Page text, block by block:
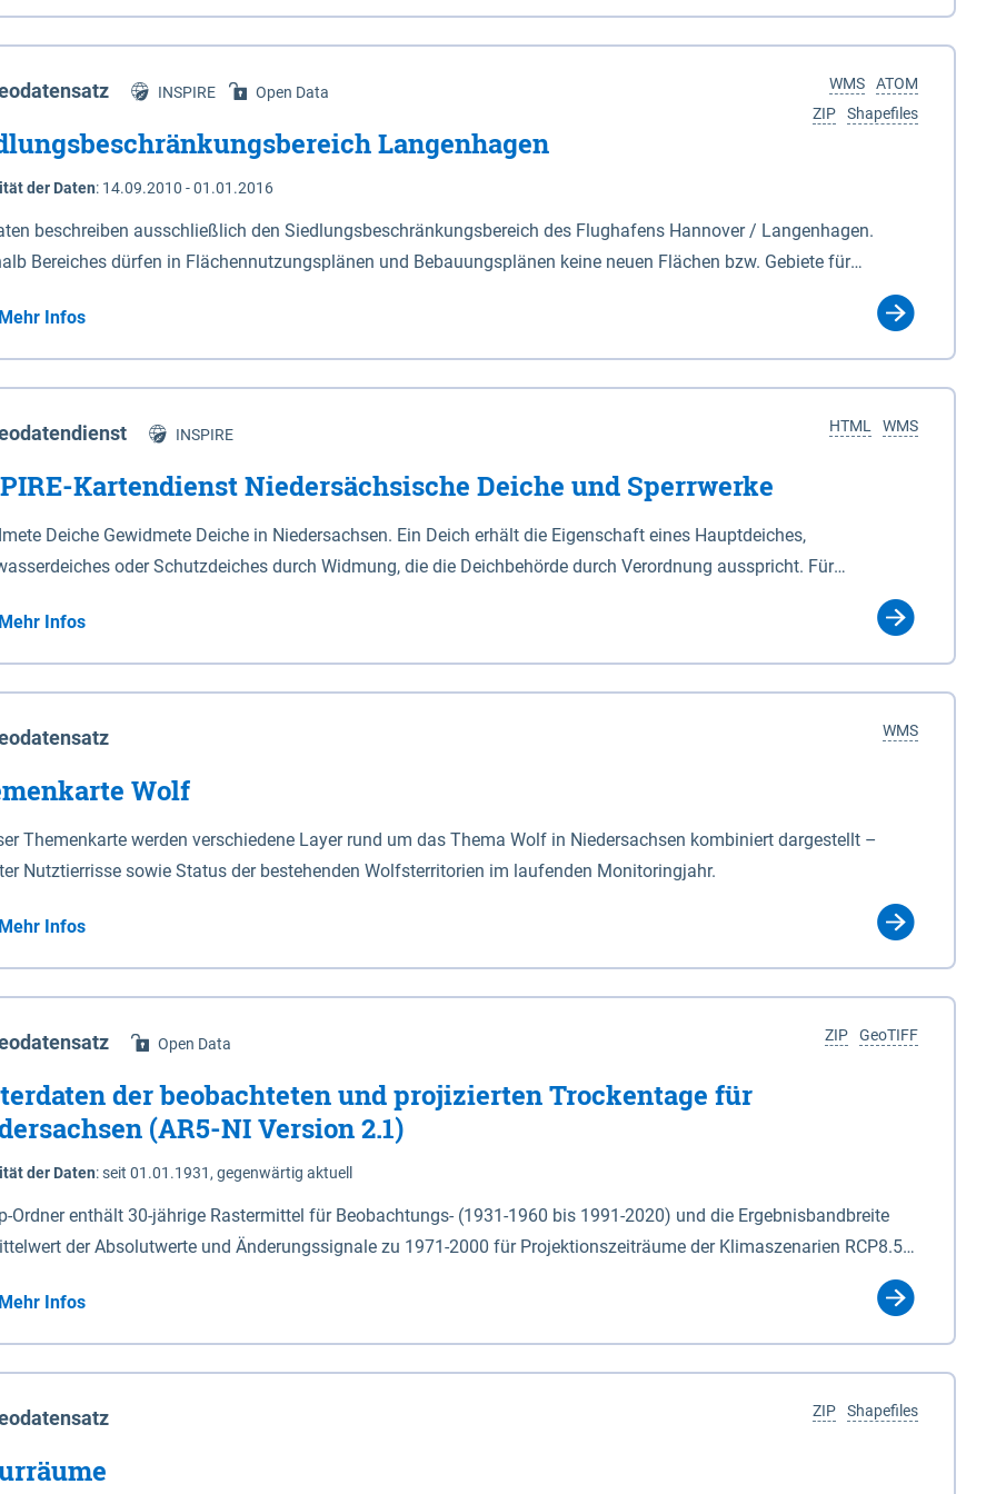
Niedersachsen (vgl. Abb. 4-1) entlang der Elbe zwischen Schnackenburg im Osten und Hohnstorf (Elbe) im Westen
472,5 bei Schnackenburg bis 569 bei Lauenburg). Das Biosphärenreservat umfasst Teile der Landkreise
Dannenberg und Lüneburg.
ATOM
WMS
Shapefiles
ZIP
INSPIRE Open Data
Langenhagen
der Daten: 14.09.2010 - 01.01.2016
beschreiben ausschließlich den Siedlungsbeschränkungsbereich des Flughafens Hannover / Langenhagen.
Bereiches dürfen in Flächennutzungsplänen und Bebauungsplänen keine neuen Flächen bzw. Gebiete für
Mehr Infos
WMS
HTML
INSPIRE
Kartendienst Niedersächsische Deiche und Sperrwerke
Deiche Gewidmete Deiche in Niedersachsen. Ein Deich erhält die Eigenschaft eines Hauptdeiches,
oder Schutzdeiches durch Widmung, die die Deichbehörde durch Verordnung ausspricht. Für
Deiche gelten die Bestimmungen des Niedersächsischen Deichgesetzes (NDG). Die Widmung "2.Deichlinie" ist
Sperrwerke Sperrwerke sind Bauwerke mit Sperrvorrichtungen in Tidegewässern, die dem
eines Gebietes vor erhöhten Tiden, vor allem vor Sturmfluten, zu dienen bestimmt sind (§2 Abs.3 NDG). Ein Bauwerk
Art erhält die Eigenschaft eines Sperrwerkes durch Widmung, die die Deichbehörde durch Verordnung
Mehr Infos
WMS
Wolf
Themenkarte werden verschiedene Layer rund um das Thema Wolf in Niedersachsen kombiniert dargestellt –
Nutztierrisse sowie Status der bestehenden Wolfsterritorien im laufenden Monitoringjahr.
Mehr Infos
GeoTIFF
ZIP
Open Data
der beobachteten und projizierten Trockentage für
(AR5-NI Version 2.1)
der Daten:seit 01.01.1931, gegenwärtig aktuell
Ordner enthält 30-jährige Rastermittel für Beobachtungs- (1931-1960 bis 1991-2020) und die Ergebnisbandbreite
der Absolutwerte und Änderungssignale zu 1971-2000 für Projektionszeiträume der Klimaszenarien RCP8.5
(Jun. - Aug.) - au: Herbst (Sep. - Nov.) - wi: Winter (Dez. - Feb.) - hyr:
Jahr (Nov. - Okt.) - hsu: Hydrologisches Sommerhalbjahr (Mai - Okt.) - hwi: Hydrologisches Winterhalbjahr
- vd: Vegetationsruhe (Okt. - Mär.) Neben den Rasterdaten ist eine
zu den Dateinamen und für eine Darstellung im GIS eine Klassifizierung der Rasterdaten mit Klassenname und
code gegeben.
Mehr Infos
Shapefiles
ZIP